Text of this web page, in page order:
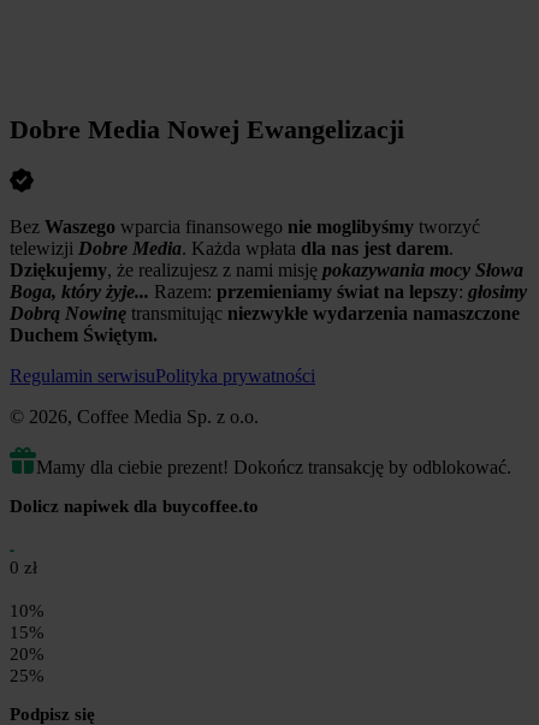
Dobre Media Nowej Ewangelizacji
Bez Waszego wparcia finansowego nie moglibyśmy tworzyć
telewizji Dobre Media. Każda wpłata dla nas jest darem.
Dziękujemy, że realizujesz z nami misję pokazywania mocy Słowa
Boga, który żyje... Razem: przemieniamy świat na lepszy: głosimy
Dobrą Nowinę transmitując niezwykłe wydarzenia namaszczone
Duchem Świętym.
Regulamin serwisuPolityka prywatności
© 2026, Coffee Media Sp. z o.o.
Mamy dla ciebie prezent! Dokończ transakcję by odblokować.
Dolicz napiwek dla buycoffee.to
0 zł
10%
15%
20%
25%
Podpisz się